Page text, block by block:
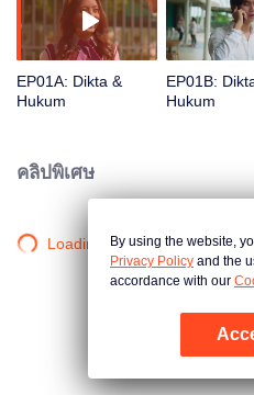
Jeno, teman satu sekolah, sedangkan
Pada Nadhira, ayah dan ibunya
harapan terakhirnya: kelak Dikta dan
perjodohan di antara mereka tidak
Alea selingkuh dan menjatuhkan vonis
dengan Nadhira. Bikin Jeno merasa
ulur hubungannya dengan Nadhira.
perhatian. Di kali lain ia jadi sosok
sampai jatuh cinta padanya. Dikta
tertentu. Rupanya, Dikta memendam
gagal ginjal sejak kecil dan kini harus
Penyakit itu juga membuatnya
Nadhira. Ia sadar harapan hidupnya
berakhir bahagia?
EP01A: Dikta &
Hukum
EP01B:
Hukum
คลิปพิเศษ
Loading…By using the website,
Privacy Policy and the
accordance with our